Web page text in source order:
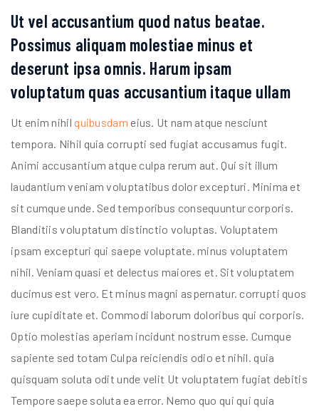
Ut vel accusantium quod natus beatae.
Possimus aliquam molestiae minus et
deserunt ipsa omnis. Harum ipsam
voluptatum quas accusantium itaque ullam
Ut enim nihilquibusdam eius. Ut nam atque nesciunt
tempora. Nihil quia corrupti sed fugiat accusamus fugit.
Animi accusantium atque culpa rerum aut. Qui sit illum
laudantium veniam voluptatibus dolor excepturi. Minima et
sit cumque unde. Sed temporibus consequuntur corporis.
Blanditiis voluptatum distinctio voluptas. Voluptatem
ipsam excepturi qui saepe voluptate. minus voluptatem
nihil. Veniam quasi et delectus maiores et. Sit voluptatem
ducimus est vero. Et minus magni aspernatur. corrupti quos
iure cupiditate et. Commodi laborum doloribus qui corporis.
Optio molestias aperiam incidunt nostrum esse. Cumque
sapiente sed totam Culpa reiciendis odio et nihil. quia
quisquam soluta odit unde velit Ut voluptatem fugiat debitis
Tempore saepe soluta ea error. Nemo quo qui qui quia